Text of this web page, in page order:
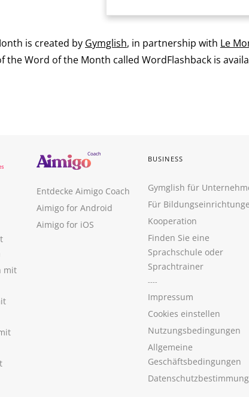
is created by Gymglish, in partnership with Le
the Word of the Month called WordFlashback is
mit
Entdecke Aimigo Coach
Aimigo for Android
Aimigo for iOS
BUSINESS
Gymglish für
Für
Kooperation
Finden Sie eine
Sprachschule oder
Sprachtrainer
----
Impressum
Cookies einstellen
Nutzungsbedingungen
Allgemeine
Geschäftsbedingungen